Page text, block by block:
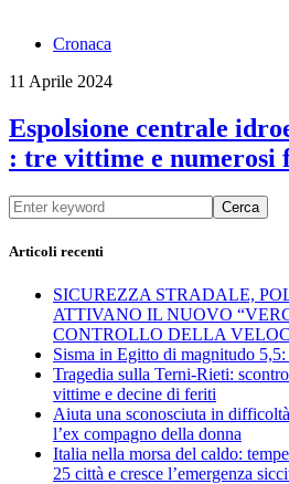
Cronaca
11 Aprile 2024
Espolsione centrale
: tre vittime e numerosi
Cerca
Articoli recenti
SICUREZZA STRADALE,
ATTIVANO IL NUOVO
CONTROLLO DELLA
Sisma in Egitto di magnitudo
Tragedia sulla Terni-Rieti:
vittime e decine di feriti
Aiuta una sconosciuta in
l’ex compagno della donna
Italia nella morsa del caldo:
25 città e cresce l’emergenza